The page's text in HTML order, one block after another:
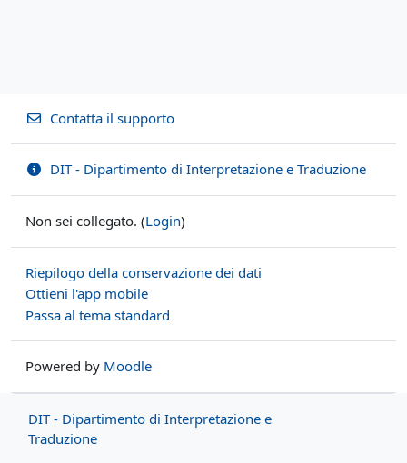
Contatta il supporto
DIT - Dipartimento di Interpretazione e Traduzione
Non sei collegato. (Login)
Riepilogo della conservazione dei dati
Ottieni l'app mobile
Passa al tema standard
Powered by Moodle
DIT - Dipartimento di Interpretazione e
Traduzione